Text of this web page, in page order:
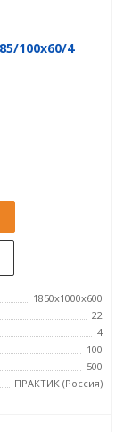
100х60/4
1850x1000x600
22
4
100
500
ПРАКТИК (Россия)